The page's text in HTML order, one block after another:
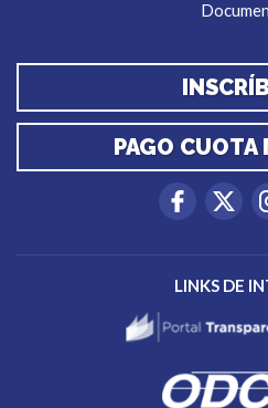
PAGO CUOTA
LINKS DE